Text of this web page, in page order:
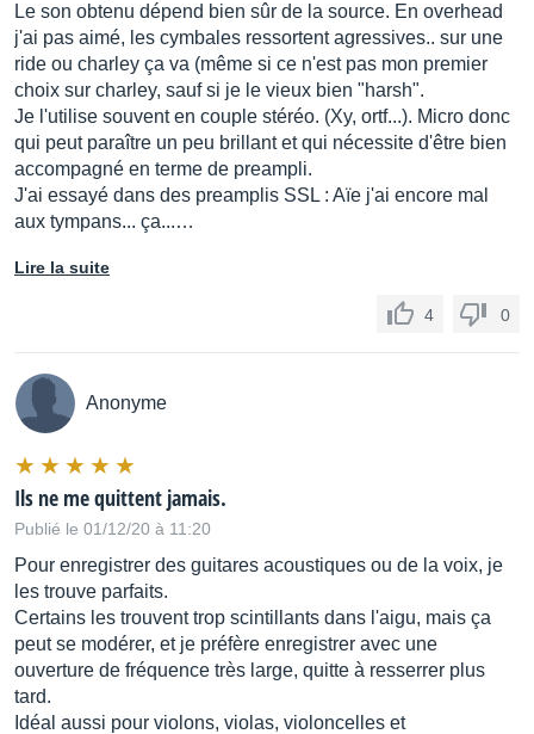
Le son obtenu dépend bien sûr de la source. En overhead
j'ai pas aimé, les cymbales ressortent agressives.. sur une
ride ou charley ça va (même si ce n'est pas mon premier
choix sur charley, sauf si je le vieux bien "harsh".
Je l'utilise souvent en couple stéréo. (Xy, ortf...). Micro donc
qui peut paraître un peu brillant et qui nécessite d'être bien
accompagné en terme de preampli.
J'ai essayé dans des preamplis SSL : Aïe j'ai encore mal
aux tympans... ça...…
Lire la suite
4 0
Anonyme
Ils ne me quittent jamais.
Publié le 01/12/20 à 11:20
Pour enregistrer des guitares acoustiques ou de la voix, je
les trouve parfaits.
Certains les trouvent trop scintillants dans l'aigu, mais ça
peut se modérer, et je préfère enregistrer avec une
ouverture de fréquence très large, quitte à resserrer plus
tard.
Idéal aussi pour violons, violas, violoncelles et